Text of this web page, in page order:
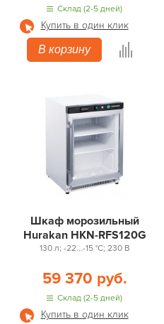
Склад (2-5 дней)
Купить в один клик
В корзину
Шкаф морозильный
Hurakan HKN-RFS120G
130 л; -22...-15 °С; 230 В
59 370 руб.
Склад (2-5 дней)
Купить в один клик